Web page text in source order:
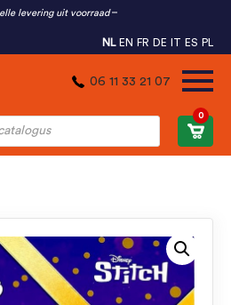
levering uit voorraad
NL EN FR DE IT ES PL
06 11 33 21 07
0